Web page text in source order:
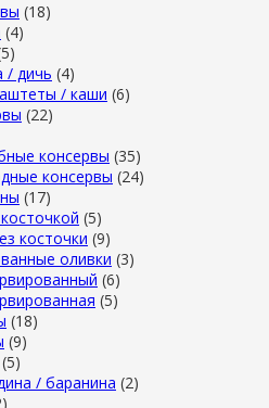
(18)
(4)
/ дичь (4)
/ каши (6)
(22)
консервы (35)
консервы (24)
(17)
(5)
косточки (9)
оливки (3)
(6)
(5)
(18)
(9)
(5)
/ баранина (2)